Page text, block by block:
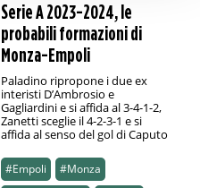
Serie A 2023-2024, le
probabili formazioni di
Monza-Empoli
Paladino ripropone i due ex
interisti D’Ambrosio e
Gagliardini e si affida al 3-4-1-2,
Zanetti sceglie il 4-2-3-1 e si
affida al senso del gol di Caputo
#Empoli
#Monza